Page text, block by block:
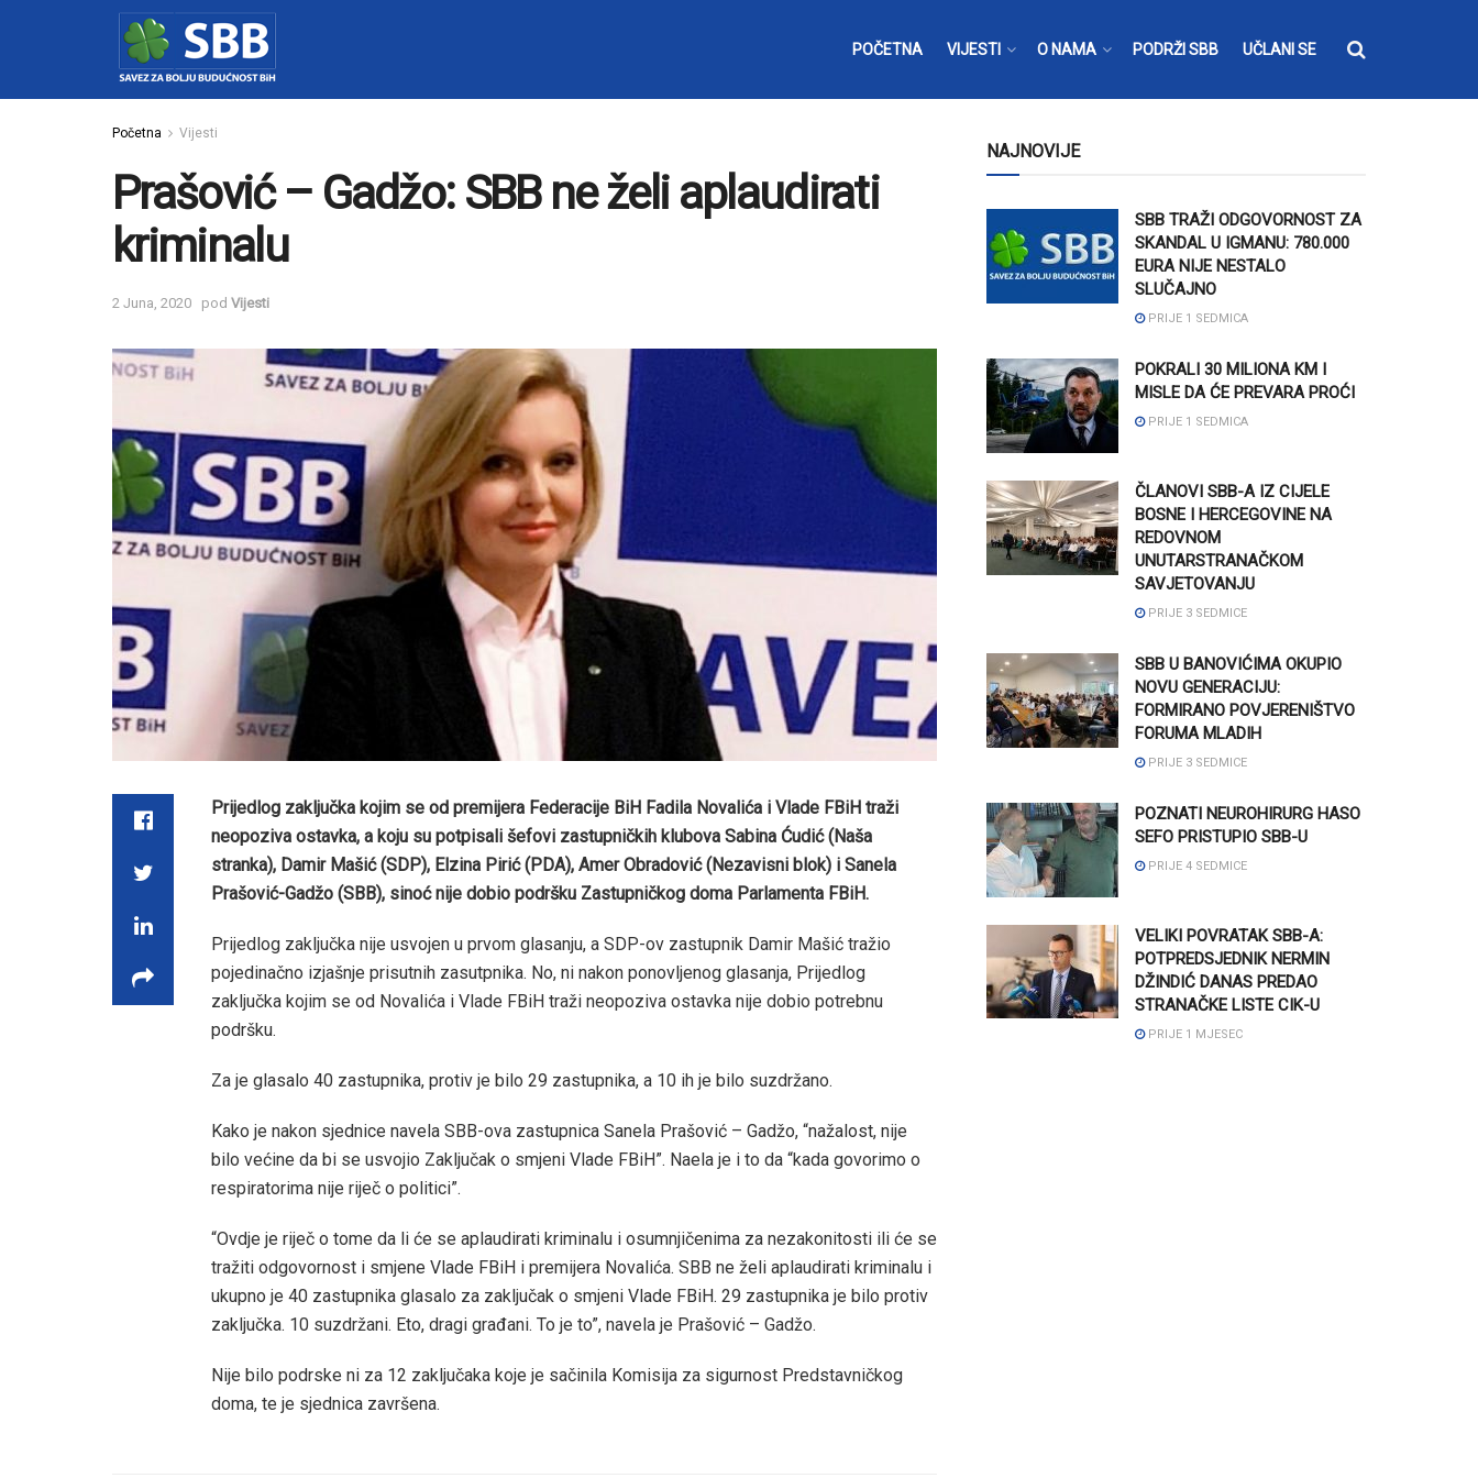
POČETNA VIJESTI O NAMA PODRŽI SBB UČLANI SE
Početna Vijesti
Prašović – Gadžo: SBB ne želi aplaudirati
kriminalu
2 Juna, 2020 pod Vijesti
Prijedlog zaključka kojim se od premijera Federacije BiH Fadila Novalića i Vlade FBiH traži
neopoziva ostavka, a koju su potpisali šefovi zastupničkih klubova Sabina Ćudić (Naša
stranka), Damir Mašić (SDP), Elzina Pirić (PDA), Amer Obradović (Nezavisni blok) i Sanela
Prašović-Gadžo (SBB), sinoć nije dobio podršku Zastupničkog doma Parlamenta FBiH.
Prijedlog zaključka nije usvojen u prvom glasanju, a SDP-ov zastupnik Damir Mašić tražio
pojedinačno izjašnje prisutnih zasutpnika. No, ni nakon ponovljenog glasanja, Prijedlog
zaključka kojim se od Novalića i Vlade FBiH traži neopoziva ostavka nije dobio potrebnu
podršku.
Za je glasalo 40 zastupnika, protiv je bilo 29 zastupnika, a 10 ih je bilo suzdržano.
Kako je nakon sjednice navela SBB-ova zastupnica Sanela Prašović – Gadžo, “nažalost, nije
bilo većine da bi se usvojio Zaključak o smjeni Vlade FBiH”. Naela je i to da “kada govorimo o
respiratorima nije riječ o politici”.
“Ovdje je riječ o tome da li će se aplaudirati kriminalu i osumnjičenima za nezakonitosti ili će se
tražiti odgovornost i smjene Vlade FBiH i premijera Novalića. SBB ne želi aplaudirati kriminalu i
ukupno je 40 zastupnika glasalo za zaključak o smjeni Vlade FBiH. 29 zastupnika je bilo protiv
zaključka. 10 suzdržani. Eto, dragi građani. To je to”, navela je Prašović – Gadžo.
Nije bilo podrske ni za 12 zaključaka koje je sačinila Komisija za sigurnost Predstavničkog
doma, te je sjednica završena.
NAJNOVIJE
SBB TRAŽI ODGOVORNOST ZA
SKANDAL U IGMANU: 780.000
EURA NIJE NESTALO
SLUČAJNO
PRIJE 1 SEDMICA
POKRALI 30 MILIONA KM I
MISLE DA ĆE PREVARA PROĆI
PRIJE 1 SEDMICA
ČLANOVI SBB-A IZ CIJELE
BOSNE I HERCEGOVINE NA
REDOVNOM
UNUTARSTRANAČKOM
SAVJETOVANJU
PRIJE 3 SEDMICE
SBB U BANOVIĆIMA OKUPIO
NOVU GENERACIJU:
FORMIRANO POVJERENIŠTVO
FORUMA MLADIH
PRIJE 3 SEDMICE
POZNATI NEUROHIRURG HASO
SEFO PRISTUPIO SBB-U
PRIJE 4 SEDMICE
VELIKI POVRATAK SBB-A:
POTPREDSJEDNIK NERMIN
DŽINDIĆ DANAS PREDAO
STRANAČKE LISTE CIK-U
PRIJE 1 MJESEC